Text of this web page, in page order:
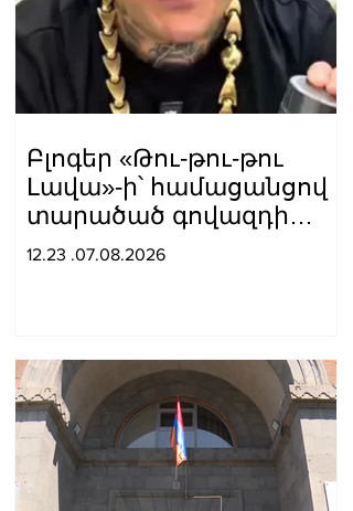
Բլոգեր «Թու-թու-թու
Լավա»-ի՝ համացանցով
տարածած գովազդի
կեղծ լինելու մասին
փոխանցվել են
քննչական բաժին
12.23 .07.08.2026